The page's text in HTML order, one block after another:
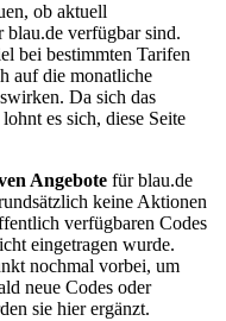
ob aktuell
blau.de verfügbar sind.
bei bestimmten Tarifen
auf die monatliche
Da sich das
es sich, diese Seite
Angebote für blau.de
keine Aktionen
verfügbaren Codes
eingetragen wurde.
nochmal vorbei, um
neue Codes oder
sie hier ergänzt.